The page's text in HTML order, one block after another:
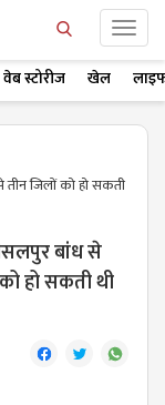
वेब स्टोरीज खेल
तीन जिलों को हो सकती
बांध से
हो सकती थी